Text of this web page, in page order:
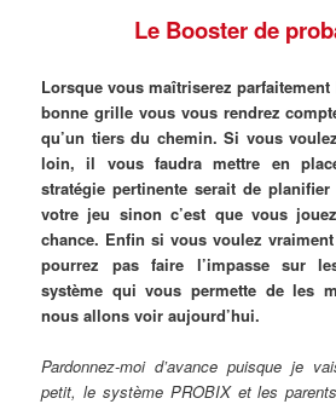
Le Booster de
Lorsque vous maîtriserez parfaitement
bonne grille vous vous rendrez
qu’un tiers du chemin. Si vous
loin, il vous faudra mettre en
stratégie pertinente serait de
votre jeu sinon c’est que vous
chance. Enfin si vous voulez
pourrez pas faire l’impasse sur
système qui vous permette de les
nous allons voir aujourd’hui.
Pardonnez-moi d’avance puisque je
petit, le système PROBIX et les